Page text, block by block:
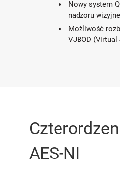
Nowy system
nadzoru
Możliwość
VJBOD (Virtual
AES-NI